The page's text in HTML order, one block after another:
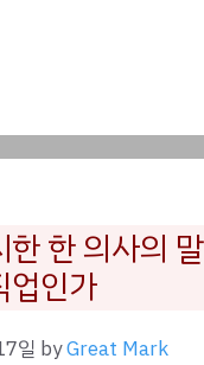
한 한 의사의
업인가
일 byGreat Mark